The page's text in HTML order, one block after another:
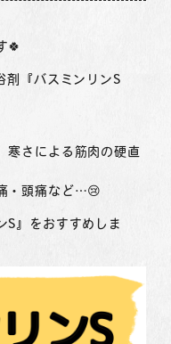
🍀
剤『バスミンリンS
寒さによる筋肉の硬直
・頭痛など…😢
S』をおすすめしま